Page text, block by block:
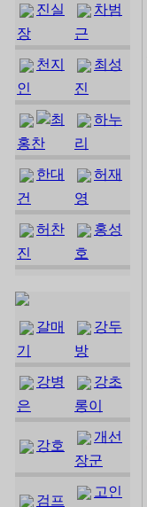
진실
장
차범
근
천지
인
최성
진
최
홍찬
하누
리
한대
건
허재
영
허찬
진
홍성
호
갈매
기
강두
방
강병
은
강초
롱이
강호
개선
장군
검프
고인